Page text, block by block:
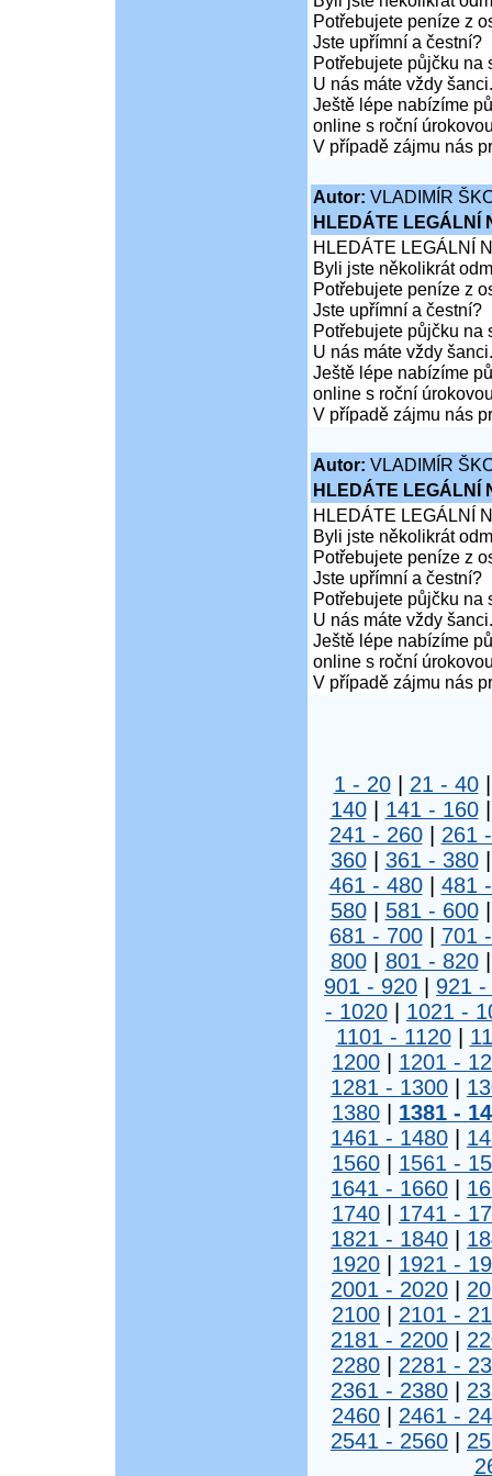
Potřebujete peníze z
Jste upřímní a čestní?
Potřebujete půjčku na
U nás máte vždy šanci.
Ještě lépe nabízíme
online s roční
V případě zájmu nás
Autor: VLADIMÍR
HLEDÁTE LEGÁLNÍ
HLEDÁTE LEGÁLNÍ
Byli jste několikrát
Potřebujete peníze z
Jste upřímní a čestní?
Potřebujete půjčku na
U nás máte vždy šanci.
Ještě lépe nabízíme
online s roční
V případě zájmu nás
Autor: VLADIMÍR
HLEDÁTE LEGÁLNÍ
HLEDÁTE LEGÁLNÍ
Byli jste několikrát
Potřebujete peníze z
Jste upřímní a čestní?
Potřebujete půjčku na
U nás máte vždy šanci.
Ještě lépe nabízíme
online s roční
V případě zájmu nás
1 - 20| 21 - 40
140| 141 - 160
241 - 260| 261
360| 361 - 380
461 - 480| 481
580| 581 - 600
681 - 700| 701
800| 801 - 820
901 - 920
921 -
- 1020
1021 -
1101 - 1120|
1200
1201 -
1281 - 1300
1380
1381 -
1461 - 1480
1560
1561 -
1641 - 1660
1740
1741 -
1821 - 1840
1920
1921 -
2001 - 2020
2100
2101 -
2181 - 2200
2280
2281 -
2361 - 2380
2460
2461 -
2541 - 2560